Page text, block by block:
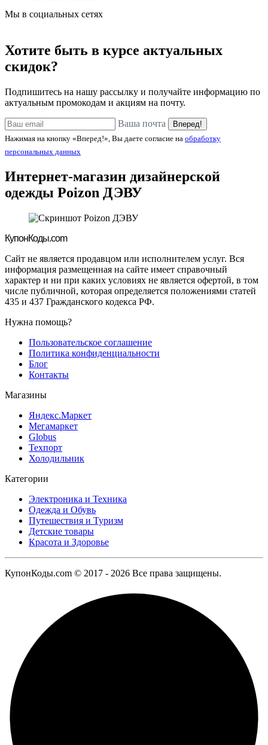
Мы в социальных сетях
Хотите быть в курсе актуальных
скидок?
Подпишитесь на нашу рассылку и получайте информацию по
актуальным промокодам и акциям на почту.
Ваша почта
Вперед!
Нажимая на кнопку «Вперед!», Вы даете согласие на обработку
персональных данных
Интернет-магазин дизайнерской
одежды Poizon ДЭВУ
КупонКоды.com
Сайт не является продавцом или исполнителем услуг. Вся
информация размещенная на сайте имеет справочный
характер и ни при каких условиях не является офертой, в том
числе публичной, которая определяется положениями статей
435 и 437 Гражданского кодекса РФ.
Нужна помощь?
Пользовательское соглашение
Политика конфиденциальности
Блог
Контакты
Магазины
Яндекс.Маркет
Мегамаркет
Globus
Техпорт
Холодильник
Категории
Электроника и Техника
Одежда и Обувь
Путешествия и Туризм
Детские товары
Красота и Здоровье
КупонКоды.com © 2017 - 2026 Все права защищены.